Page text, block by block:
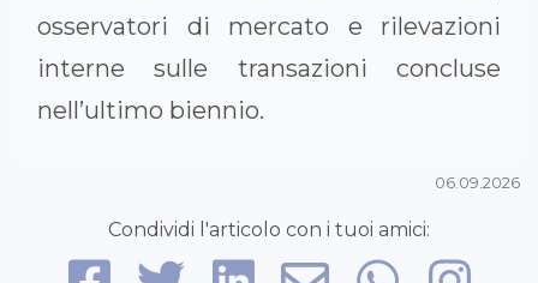
osservatori di mercato e rilevazioni
interne sulle transazioni concluse
nell’ultimo biennio.
06.09.2026
Condividi l'articolo con i tuoi amici: